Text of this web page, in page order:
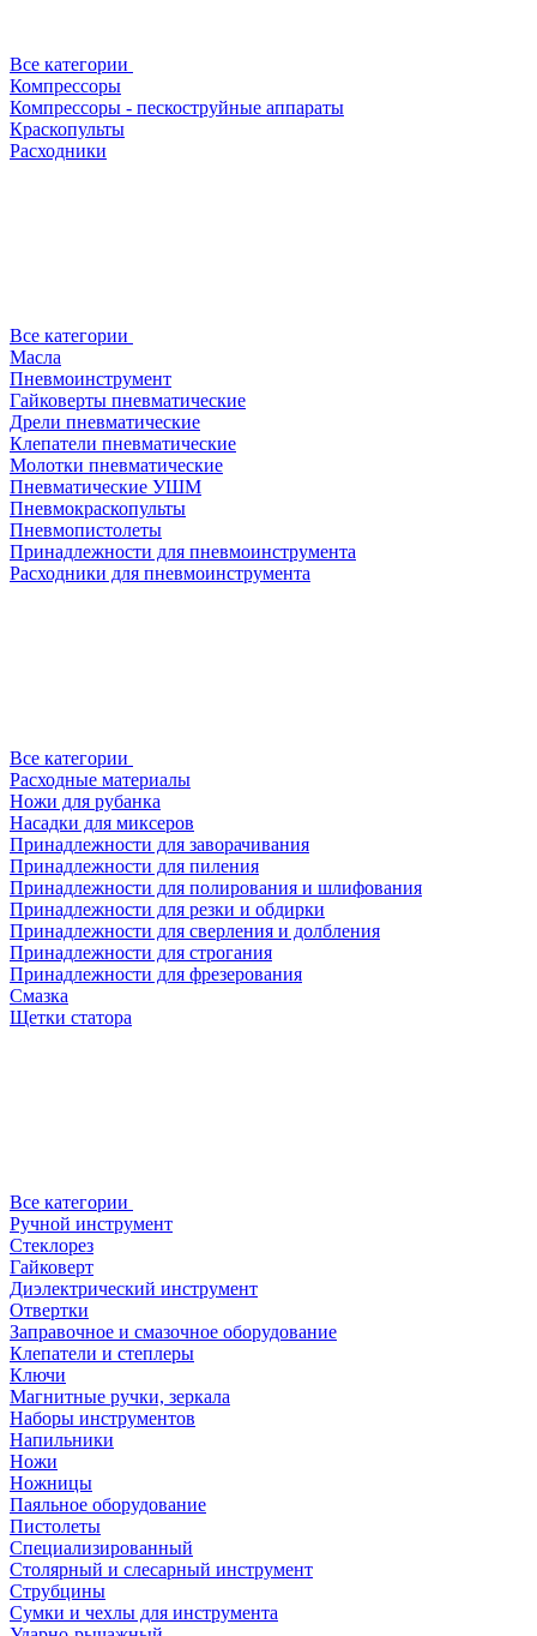
Все категории
Компрессоры
Компрессоры - пескоструйные аппараты
Краскопульты
Расходники
Все категории
Масла
Пневмоинструмент
Гайковерты пневматические
Дрели пневматические
Клепатели пневматические
Молотки пневматические
Пневматические УШМ
Пневмокраскопульты
Пневмопистолеты
Принадлежности для пневмоинструмента
Расходники для пневмоинструмента
Все категории
Расходные материалы
Ножи для рубанка
Насадки для миксеров
Принадлежности для заворачивания
Принадлежности для пиления
Принадлежности для полирования и шлифования
Принадлежности для резки и обдирки
Принадлежности для сверления и долбления
Принадлежности для строгания
Принадлежности для фрезерования
Смазка
Щетки статора
Все категории
Ручной инструмент
Стеклорез
Гайковерт
Диэлектрический инструмент
Отвертки
Заправочное и смазочное оборудование
Клепатели и степлеры
Ключи
Магнитные ручки, зеркала
Наборы инструментов
Напильники
Ножи
Ножницы
Паяльное оборудование
Пистолеты
Специализированный
Столярный и слесарный инструмент
Струбцины
Сумки и чехлы для инструмента